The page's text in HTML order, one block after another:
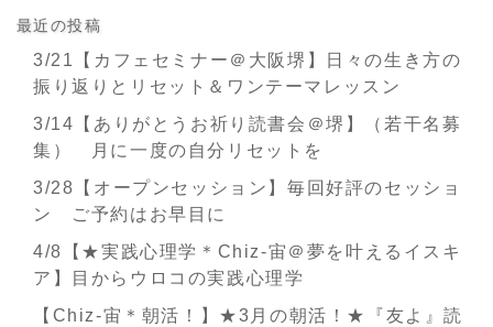
最近の投稿
3/21【カフェセミナー＠大阪堺】日々の生き方の
振り返りとリセット＆ワンテーマレッスン
3/14【ありがとうお祈り読書会＠堺】（若干名募
集） 月に一度の自分リセットを
3/28【オープンセッション】毎回好評のセッショ
ン ご予約はお早目に
4/8【★実践心理学＊Chiz-宙＠夢を叶えるイスキ
ア】目からウロコの実践心理学
【Chiz-宙＊朝活！】★3月の朝活！★『友よ』読